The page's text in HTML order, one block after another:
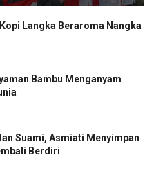
Langka Beraroma Nangka
Bambu Menganyam
Suami, Asmiati Menyimpan
Berdiri